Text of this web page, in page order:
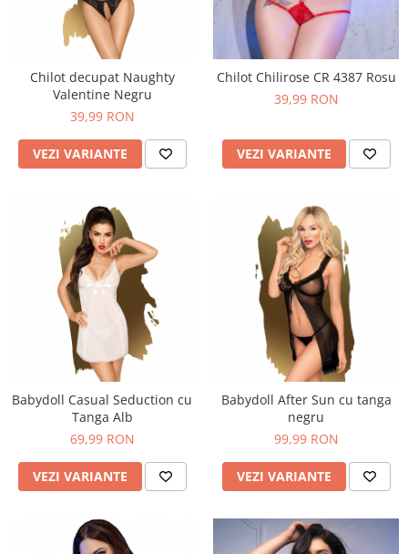
Chilot decupat Naughty
Valentine Negru
39,99 RON
VEZI VARIANTE
Chilot Chilirose CR 4387 Rosu
39,99 RON
VEZI VARIANTE
Babydoll Casual Seduction cu
Tanga Alb
69,99 RON
VEZI VARIANTE
Babydoll After Sun cu tanga
negru
99,99 RON
VEZI VARIANTE